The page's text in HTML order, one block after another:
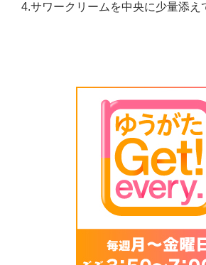
4.サワークリームを中央に少量添え